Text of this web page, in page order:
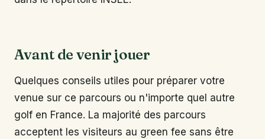
Avant de venir jouer
Quelques conseils utiles pour préparer votre
venue sur ce parcours ou n'importe quel autre
golf en France. La majorité des parcours
acceptent les visiteurs au green fee sans être